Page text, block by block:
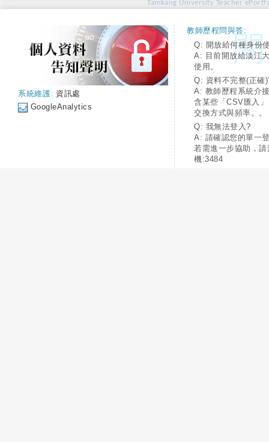
Tamkang University Teacher
系統維護: 資訊處
GoogleAnalytics
教師歷程問與答:
Q: 開放給何種身份
A: 目前開放給淡江
使用。
Q: 資料不完整(正確
A: 教師歷程系統介
含某些「CSV匯入
交換方式與頻率。。
Q: 我無法登入?
A: 請確認您的單一
若需進一步協助，
機:3484